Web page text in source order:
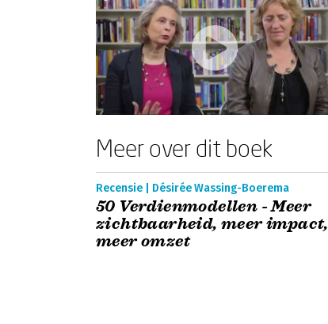
Meer over dit boek
Recensie | Désirée Wassing-Boerema
50 Verdienmodellen - Meer
zichtbaarheid, meer impact,
meer omzet